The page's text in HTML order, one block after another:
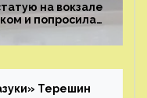
на вокзале
и попросила
Терешин